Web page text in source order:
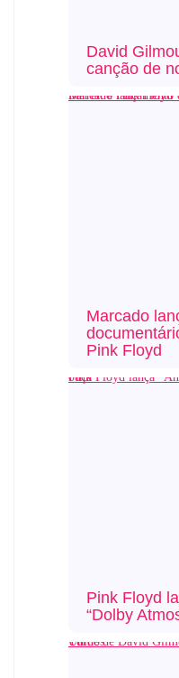
David
canção de
Marcado lançamento do documentário de Syd Barrett e Pink Floyd
Marcado
Pink Floyd
Pink Floyd lança “Animals” em “Dolby Atmos”; ouça
Pink Floyd
“Dolby
Turnê de David Gilmour é confirmada nos Estados Unidos